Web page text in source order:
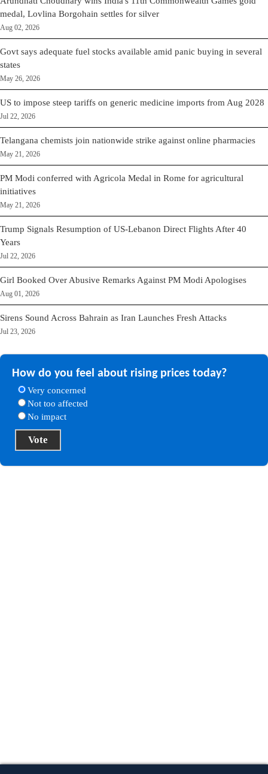
medal, Lovlina Borgohain settles for silver
Aug 02, 2026
Govt says adequate fuel stocks available amid panic buying in several
states
May 26, 2026
US to impose steep tariffs on generic medicine imports from Aug 2028
Jul 22, 2026
Telangana chemists join nationwide strike against online pharmacies
May 21, 2026
PM Modi conferred with Agricola Medal in Rome for agricultural
initiatives
May 21, 2026
Trump Signals Resumption of US-Lebanon Direct Flights After 40
Years
Jul 22, 2026
Girl Booked Over Abusive Remarks Against PM Modi Apologises
Aug 01, 2026
Sirens Sound Across Bahrain as Iran Launches Fresh Attacks
Jul 23, 2026
How do you feel about rising prices today?
Very concerned
Not too affected
No impact